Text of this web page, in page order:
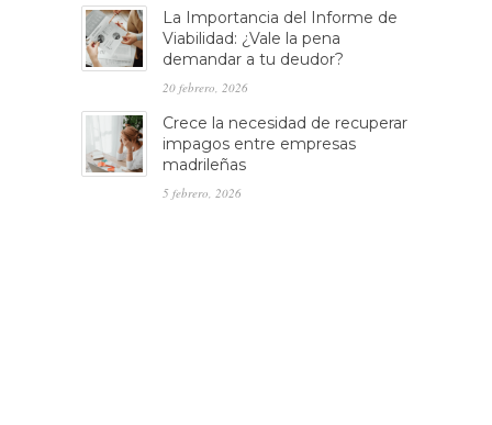
La Importancia del Informe de
Viabilidad: ¿Vale la pena
demandar a tu deudor?
20 febrero, 2026
Crece la necesidad de recuperar
impagos entre empresas
madrileñas
5 febrero, 2026